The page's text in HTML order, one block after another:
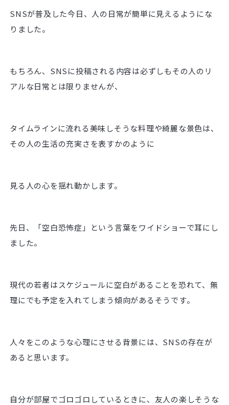
SNSが普及した今日、人の日常が簡単に見えるようにな
りました。
もちろん、SNSに投稿される内容は必ずしもその人のリ
アルな日常とは限りませんが、
タイムラインに流れる美味しそうな料理や綺麗な景色は、
その人の生活の充実さを表すかのように
見る人の心を揺れ動かします。
先日、「空白恐怖症」という言葉をワイドショーで耳にし
ました。
現代の若者はスケジュールに空白があることを恐れて、無
理にでも予定を入れてしまう傾向があるそうです。
人々をこのような心理にさせる背景には、SNSの存在が
あると思います。
自分が部屋でゴロゴロしているときに、友人の楽しそうな